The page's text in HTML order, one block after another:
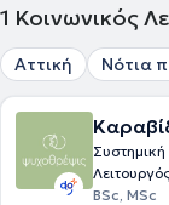
1 Κοινωνικός
Αττική Νότια
BSc, MSc